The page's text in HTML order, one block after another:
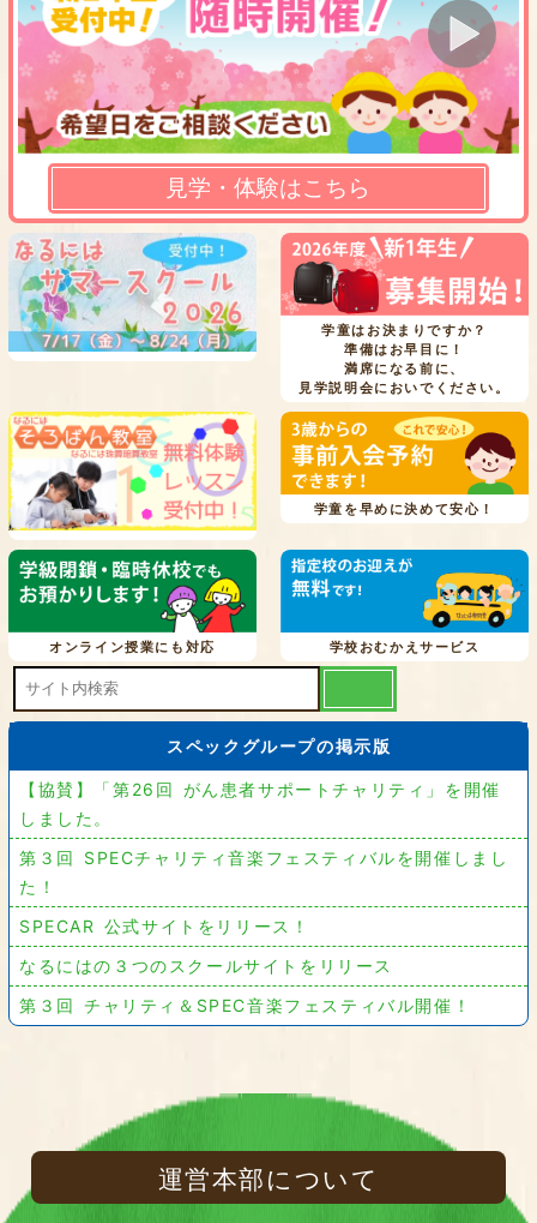
見学・体験はこちら
学童はお決まりですか？
準備はお早目に！
満席になる前に、
見学説明会においでください。
学童を早めに決めて安心！
オンライン授業にも対応 学校おむかえサービス
スペックグループの掲示版
【協賛】「第26回 がん患者サポートチャリティ」を開催
しました。
第３回 SPECチャリティ音楽フェスティバルを開催しまし
た！
SPECAR 公式サイトをリリース！
なるにはの３つのスクールサイトをリリース
第３回 チャリティ＆SPEC音楽フェスティバル開催！
運営本部について